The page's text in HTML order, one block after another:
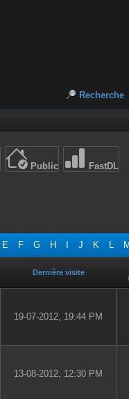
Recherche
Public FastDL
E F G H J K L M
Dernière visite
19-07-2012, 19:44 PM
13-08-2012, 12:30 PM